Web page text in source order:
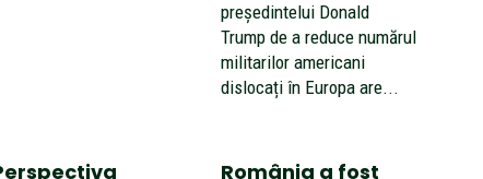
președintelui Donald
Trump de a reduce numărul
militarilor americani
dislocați în Europa are...
România a fost